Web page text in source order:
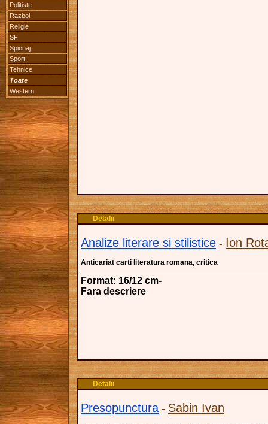
Politiste
Razboi
Religie
SF
Spionaj
Sport
Tehnice
Toate
Western
Detalii
Analize literare si stilistice - Ion
Anticariat carti literatura romana, critica
Format: 16/12 cm-
Fara descriere
Detalii
Presopunctura- Sabin Ivan